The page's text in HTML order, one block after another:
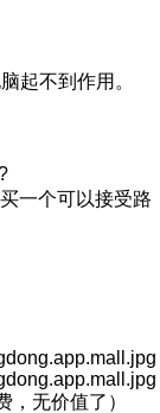
起不到作用。
一个可以接受路
，无价值了）